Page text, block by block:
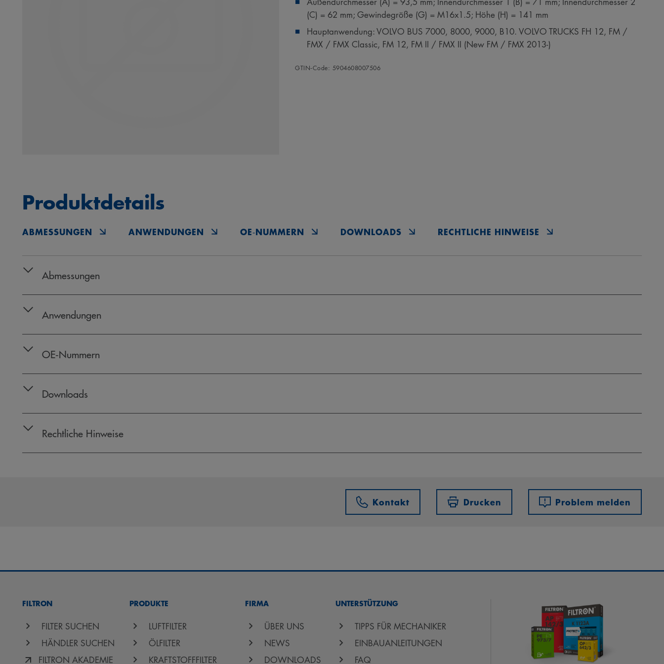
(C) = 62 mm; Gewindegröße (G) = M16x1.5; Höhe (H) = 141 mm
Hauptanwendung: VOLVO BUS 7000, 8000, 9000, B10. VOLVO TRUCKS FH 12, FM /
FMX / FMX Classic, FM 12, FM II / FMX II (New FM / FMX 2013-)
GTIN‑Code: 5904608007506
Produktdetails
ABMESSUNGEN ANWENDUNGEN OE‑NUMMERN DOWNLOADS RECHTLICHE HINWEISE
Abmessungen
Anwendungen
OE‑Nummern
Downloads
Rechtliche Hinweise
Kontakt Drucken Problem melden
FILTRON
FILTER SUCHEN
HÄNDLER SUCHEN
FILTRON AKADEMIE
PRODUKTE
LUFTFILTER
ÖLFILTER
KRAFTSTOFFFILTER
FIRMA
ÜBER UNS
NEWS
DOWNLOADS
UNTERSTÜTZUNG
TIPPS FÜR MECHANIKER
EINBAUANLEITUNGEN
FAQ